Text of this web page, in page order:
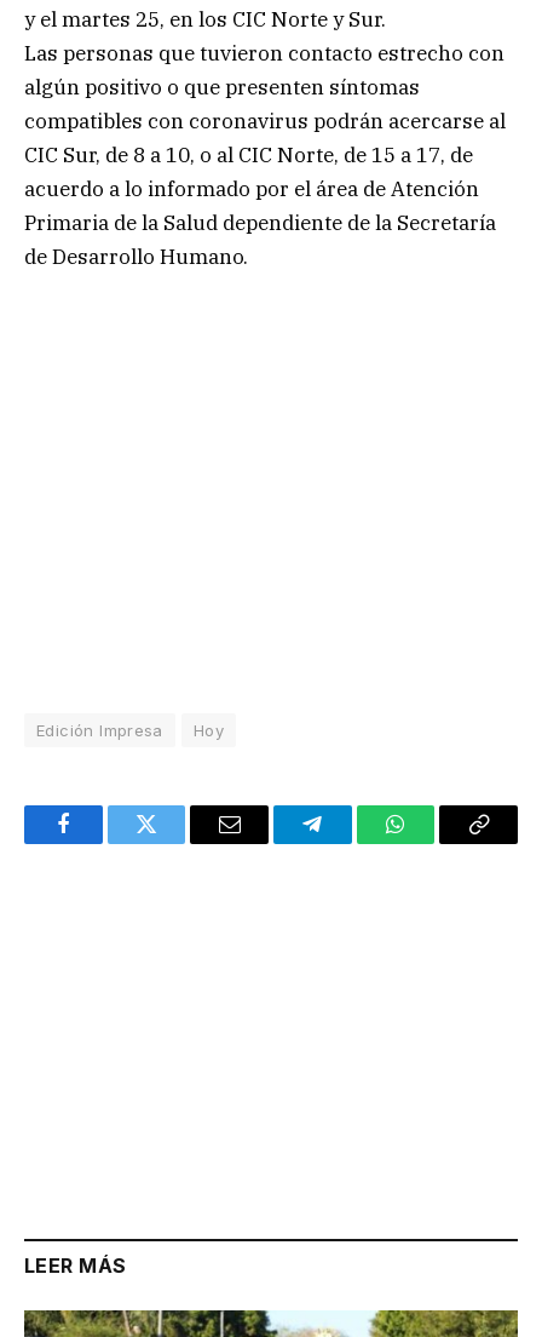
y el martes 25, en los CIC Norte y Sur.
Las personas que tuvieron contacto estrecho con
algún positivo o que presenten síntomas
compatibles con coronavirus podrán acercarse al
CIC Sur, de 8 a 10, o al CIC Norte, de 15 a 17, de
acuerdo a lo informado por el área de Atención
Primaria de la Salud dependiente de la Secretaría
de Desarrollo Humano.
Edición Impresa Hoy
FacebookTwitter Email TelegramWhatsAppCopy
LEER MÁS